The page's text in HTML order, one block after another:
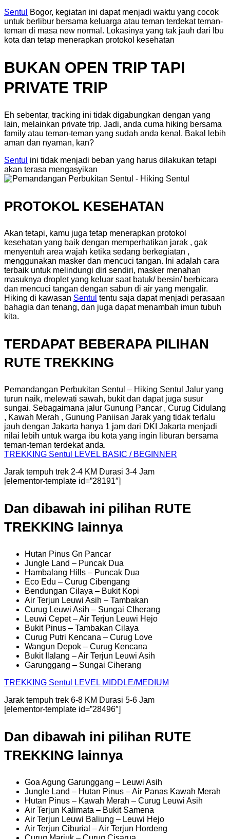
Sentul
Bogor, kegiatan ini dapat menjadi waktu yang cocok
untuk berlibur bersama keluarga atau teman terdekat teman-
teman di masa new normal. Lokasinya yang tak jauh dari Ibu
kota dan tetap menerapkan protokol kesehatan
BUKAN OPEN TRIP TAPI
PRIVATE TRIP
Eh sebentar, tracking ini tidak digabungkan dengan yang
lain, melainkan private trip. Jadi, anda cuma hiking bersama
family atau teman-teman yang sudah anda kenal. Bakal lebih
aman dan nyaman, kan?
Sentul ini tidak menjadi beban yang harus dilakukan tetapi
akan terasa mengasyikan
PROTOKOL KESEHATAN
Akan tetapi, kamu juga tetap menerapkan protokol
kesehatan yang baik dengan memperhatikan jarak , gak
menyentuh area wajah ketika sedang berkegiatan ,
menggunakan masker dan mencuci tangan. Ini adalah cara
terbaik untuk melindungi diri sendiri, masker menahan
masuknya droplet yang keluar saat batuk/ bersin/ berbicara
dan mencuci tangan dengan sabun di air yang mengalir.
Hiking di kawasan Sentul tentu saja dapat menjadi perasaan
bahagia dan tenang, dan juga dapat menambah imun tubuh
kita.
TERDAPAT BEBERAPA PILIHAN
RUTE TREKKING
Pemandangan Perbukitan Sentul – Hiking Sentul Jalur yang
turun naik, melewati sawah, bukit dan dapat juga susur
sungai. Sebagaimana jalur Gunung Pancar , Curug Cidulang
, Kawah Merah , Gunung Paniisan Jarak yang tidak terlalu
jauh dengan Jakarta hanya 1 jam dari DKI Jakarta menjadi
nilai lebih untuk warga ibu kota yang ingin liburan bersama
teman-teman terdekat anda.
TREKKING Sentul
LEVEL BASIC / BEGINNER
Jarak tempuh trek 2-4 KM Durasi 3-4 Jam
[elementor-template id=”28191″]
Dan dibawah ini pilihan RUTE
TREKKING lainnya
Hutan Pinus Gn Pancar
Jungle Land – Puncak Dua
Hambalang Hills – Puncak Dua
Eco Edu – Curug Cibengang
Bendungan Cilaya – Bukit Kopi
Air Terjun Leuwi Asih – Tambakan
Curug Leuwi Asih – Sungai CIherang
Leuwi Cepet – Air Terjun Leuwi Hejo
Bukit Pinus – Tambakan Cilaya
Curug Putri Kencana – Curug Love
Wangun Depok – Curug Kencana
Bukit Ilalang – Air Terjun Leuwi Asih
Garunggang – Sungai Ciherang
TREKKING Sentul
LEVEL MIDDLE/MEDIUM
Jarak tempuh trek 6-8 KM Durasi 5-6 Jam
[elementor-template id=”28496″]
Dan dibawah ini pilihan RUTE
TREKKING lainnya
Goa Agung Garunggang – Leuwi Asih
Jungle Land – Hutan Pinus – Air Panas Kawah Merah
Hutan Pinus – Kawah Merah – Curug Leuwi Asih
Air Terjun Kalimata – Bukit Samena
Air Terjun Leuwi Baliung – Leuwi Hejo
Air Terjun Ciburial – Air Terjun Hordeng